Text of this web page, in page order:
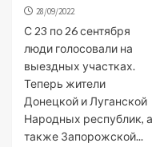
28/09/2022
С 23 по 26 сентября
люди голосовали на
выездных участках.
Теперь жители
Донецкой и Луганской
Народных республик, а
также Запорожской...